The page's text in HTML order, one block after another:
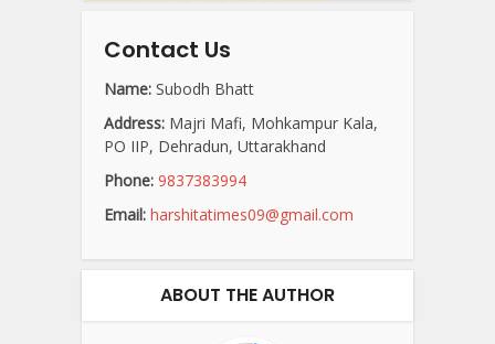
Contact Us
Name: Subodh Bhatt
Address: Majri Mafi, Mohkampur Kala,
PO IIP, Dehradun, Uttarakhand
Phone: 9837383994
Email: harshitatimes09@gmail.com
ABOUT THE AUTHOR